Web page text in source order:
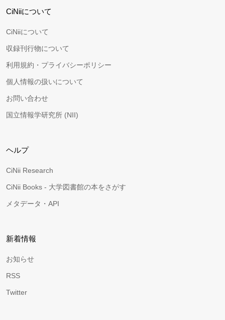
CiNiiについて
CiNiiについて
収録刊行物について
利用規約・プライバシーポリシー
個人情報の扱いについて
お問い合わせ
国立情報学研究所 (NII)
ヘルプ
CiNii Research
CiNii Books - 大学図書館の本をさがす
メタデータ・API
新着情報
お知らせ
RSS
Twitter